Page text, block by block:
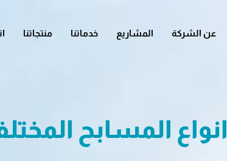
عن الشركة المشاريع خدماتنا منتجاتنا
انواع المسابح المختلفة